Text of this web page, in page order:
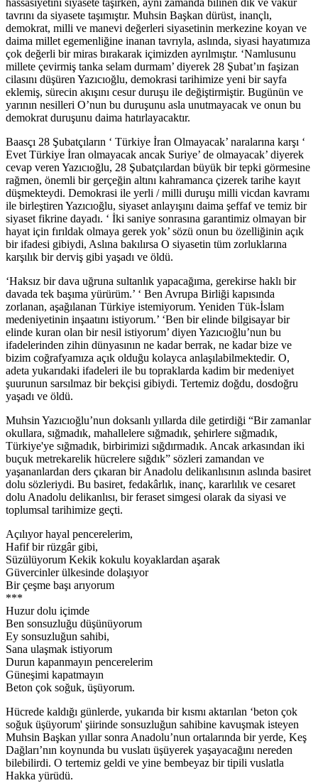
tavrını da siyasete taşımıştır. Muhsin Başkan dürüst, inançlı,
demokrat, milli ve manevi değerleri siyasetinin merkezine koyan ve
daima millet egemenliğine inanan tavrıyla, aslında, siyasi hayatımıza
çok değerli bir miras bırakarak içimizden ayrılmıştır. ‘Namlusunu
millete çevirmiş tanka selam durmam’ diyerek 28 Şubat’ın faşizan
cilasını düşüren Yazıcıoğlu, demokrasi tarihimize yeni bir sayfa
eklemiş, sürecin akışını cesur duruşu ile değiştirmiştir. Bugünün ve
yarının nesilleri O’nun bu duruşunu asla unutmayacak ve onun bu
demokrat duruşunu daima hatırlayacaktır.
Baasçı 28 Şubatçıların ‘ Türkiye İran Olmayacak’ naralarına karşı ‘
Evet Türkiye İran olmayacak ancak Suriye’ de olmayacak’ diyerek
cevap veren Yazıcıoğlu, 28 Şubatçılardan büyük bir tepki görmesine
rağmen, önemli bir gerçeğin altını kahramanca çizerek tarihe kayıt
düşmekteydi. Demokrasi ile yerli / milli duruşu milli vicdan kavramı
ile birleştiren Yazıcıoğlu, siyaset anlayışını daima şeffaf ve temiz bir
siyaset fikrine dayadı. ‘ İki saniye sonrasına garantimiz olmayan bir
hayat için fırıldak olmaya gerek yok’ sözü onun bu özelliğinin açık
bir ifadesi gibiydi, Aslına bakılırsa O siyasetin tüm zorluklarına
karşılık bir derviş gibi yaşadı ve öldü.
‘Haksız bir dava uğruna sultanlık yapacağıma, gerekirse haklı bir
davada tek başıma yürürüm.’ ‘ Ben Avrupa Birliği kapısında
zorlanan, aşağılanan Türkiye istemiyorum. Yeniden Tük-İslam
medeniyetinin inşaatını istiyorum.’ ‘Ben bir elinde bilgisayar bir
elinde kuran olan bir nesil istiyorum’ diyen Yazıcıoğlu’nun bu
ifadelerinden zihin dünyasının ne kadar berrak, ne kadar bize ve
bizim coğrafyamıza açık olduğu kolayca anlaşılabilmektedir. O,
adeta yukarıdaki ifadeleri ile bu topraklarda kadim bir medeniyet
şuurunun sarsılmaz bir bekçisi gibiydi. Tertemiz doğdu, dosdoğru
yaşadı ve öldü.
Muhsin Yazıcıoğlu’nun doksanlı yıllarda dile getirdiği “Bir zamanlar
okullara, sığmadık, mahallelere sığmadık, şehirlere sığmadık,
Türkiye'ye sığmadık, birbirimizi sığdırmadık. Ancak arkasından iki
buçuk metrekarelik hücrelere sığdık” sözleri zamandan ve
yaşananlardan ders çıkaran bir Anadolu delikanlısının aslında basiret
dolu sözleriydi. Bu basiret, fedakârlık, inanç, kararlılık ve cesaret
dolu Anadolu delikanlısı, bir feraset simgesi olarak da siyasi ve
toplumsal tarihimize geçti.
Açılıyor hayal pencerelerim,
Hafif bir rüzgâr gibi,
Süzülüyorum Kekik kokulu koyaklardan aşarak
Güvercinler ülkesinde dolaşıyor
Bir çeşme başı arıyorum
***
Huzur dolu içimde
Ben sonsuzluğu düşünüyorum
Ey sonsuzluğun sahibi,
Sana ulaşmak istiyorum
Durun kapanmayın pencerelerim
Güneşimi kapatmayın
Beton çok soğuk, üşüyorum.
Hücrede kaldığı günlerde, yukarıda bir kısmı aktarılan ‘beton çok
soğuk üşüyorum' şiirinde sonsuzluğun sahibine kavuşmak isteyen
Muhsin Başkan yıllar sonra Anadolu’nun ortalarında bir yerde, Keş
Dağları’nın koynunda bu vuslatı üşüyerek yaşayacağını nereden
bilebilirdi. O tertemiz geldi ve yine bembeyaz bir tipili vuslatla
Hakka yürüdü.